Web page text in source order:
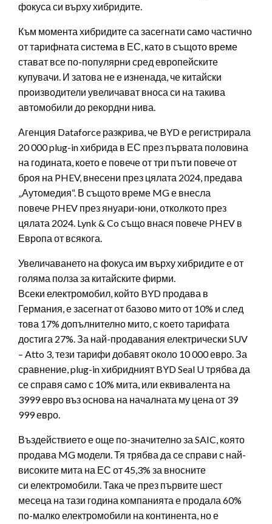
фокуса си върху хибридите.
Към момента хибридите са засегнати само частично
от тарифната система в ЕС, като в същото време
стават все по-популярни сред европейските
купувачи. И затова не е изненада, че китайски
производители увеличават вноса си на такива
автомобили до рекордни нива.
Агенция Dataforce разкрива, че BYD е регистрирала
20 000 plug-in хибрида в ЕС през първата половина
на годината, което е повече от три пъти повече от
броя на PHEV, внесени през цялата 2024, предава
„Аутомедия“. В същото време MG е внесла
повече PHEV през януари-юни, отколкото през
цялата 2024. Lynk & Co също внася повече PHEV в
Европа от всякога.
Увеличаването на фокуса им върху хибридите е от
голяма полза за китайските фирми.
Всеки електромобил, който BYD продава в
Германия, е засегнат от базово мито от 10% и след
това 17% допълнително мито, с което тарифата
достига 27%. За най-продавания електрически SUV
– Atto 3, тези тарифи добавят около 10 000 евро. За
сравнение, plug-in хибридният BYD Seal U трябва да
се справя само с 10% мита, или еквивалента на
3999 евро въз основа на началната му цена от 39
999 евро.
Въздействието е още по-значително за SAIC, която
продава MG модели. Тя трябва да се справи с най-
високите мита на ЕС от 45,3% за вносните
си електромобили. Така че през първите шест
месеца на тази година компанията е продала 60%
по-малко електромобили на континента, но е